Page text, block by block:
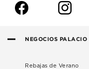
f i
NEGOCIOS PALACIO
Rebajas de Verano